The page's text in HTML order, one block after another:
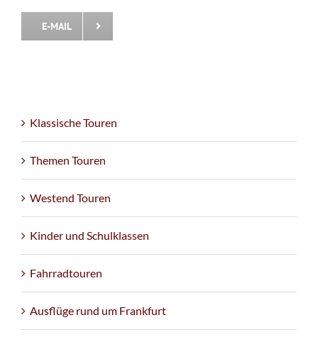
E-MAIL
Klassische Touren
Themen Touren
Westend Touren
Kinder und Schulklassen
Fahrradtouren
Ausflüge rund um Frankfurt